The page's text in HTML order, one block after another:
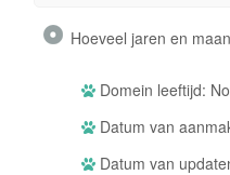
Hoeveel jaren en
Domein leeftijd:
Datum van
Datum van